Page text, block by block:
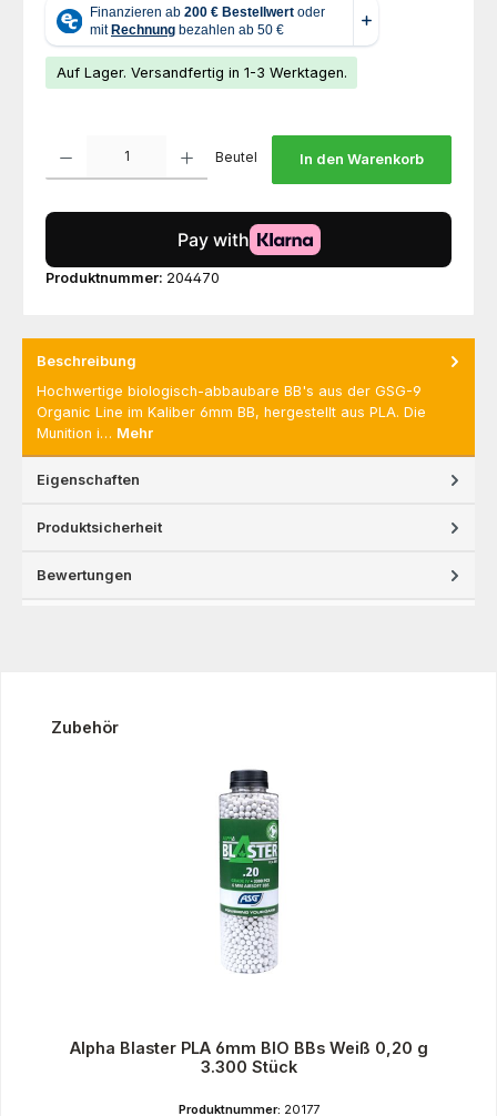
Auf Lager. Versandfertig in 1-3 Werktagen.
Beutel In den Warenkorb
Produktnummer: 204470
Beschreibung
Hochwertige biologisch-abbaubare BB's aus der GSG-9
Organic Line im Kaliber 6mm BB, hergestellt aus PLA. Die
Munition i… Mehr
Eigenschaften
Produktsicherheit
Bewertungen
Produktgalerie überspringen
Zubehör
Alpha Blaster PLA 6mm BIO BBs Weiß 0,20 g
3.300 Stück
Produktnummer: 20177